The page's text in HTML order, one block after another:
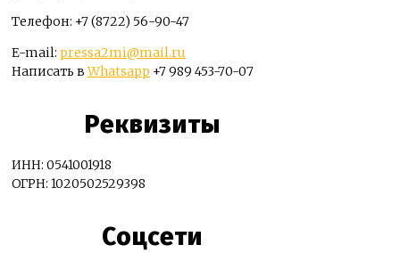
Телефон: +7 (8722) 56-90-47
E-mail: pressa2mi@mail.ru
Написать вWhatsapp +7 989 453-70-07
Реквизиты
ИНН: 0541001918
ОГРН: 1020502529398
Соцсети